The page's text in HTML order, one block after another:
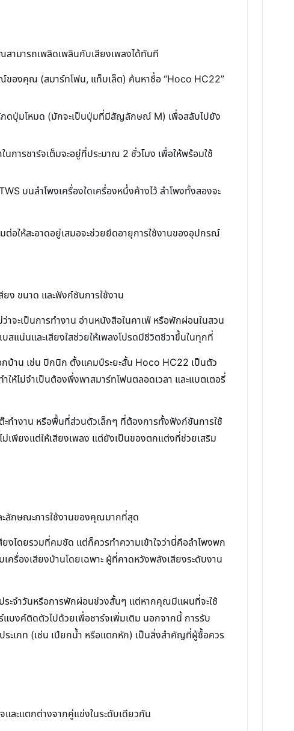
ามารถเพลิดเพลินกับเสียงเพลงได้ทันที
ของคุณ (สมาร์ทโฟน, แท็บเล็ต) ค้นหาชื่อ “Hoco HC22”
กดปุ่มโหมด (มักจะเป็นปุ่มที่มีสัญลักษณ์ M) เพื่อสลับไปยัง
การชาร์จเต็มจะอยู่ที่ประมาณ 2 ชั่วโมง เพื่อให้พร้อมใช้
บนลำโพงเครื่องใดเครื่องหนึ่งค้างไว้ ลำโพงทั้งสองจะ
ต่อให้สะอาดอยู่เสมอจะช่วยยืดอายุการใช้งานของอุปกรณ์
ง ขนาด และฟังก์ชันการใช้งาน
จะเป็นการทำงาน อ่านหนังสือในคาเฟ่ หรือพักผ่อนในสวน
แน่นและเสียงใสช่วยให้เพลงโปรดมีชีวิตชีวาขึ้นในทุกที่
บ้าน เช่น ปิกนิก ตั้งแคมป์ระยะสั้น Hoco HC22 เป็นตัว
ห้ไม่จำเป็นต้องพึ่งพาสมาร์ทโฟนตลอดเวลา และแบตเตอรี่
ทำงาน หรือพื้นที่ส่วนตัวเล็กๆ ที่ต้องการทั้งฟังก์ชันการใช้
พียงแต่ให้เสียงเพลง แต่ยังเป็นของตกแต่งที่ช่วยเสริม
ลักษณะการใช้งานของคุณมากที่สุด
งโดยรวมที่คมชัด แต่ก็ควรทำความเข้าใจว่านี่คือลำโพงพก
ครื่องเสียงบ้านโดยเฉพาะ ผู้ที่คาดหวังพลังเสียงระดับงาน
ระจำวันหรือการพักผ่อนช่วงสั้นๆ แต่หากคุณมีแผนที่จะใช้
แบงค์ติดตัวไปด้วยเพื่อชาร์จเพิ่มเติม นอกจากนี้ การรับ
ะเภท (เช่น เปียกน้ำ หรือแตกหัก) เป็นสิ่งสำคัญที่ผู้ซื้อควร
ละแตกต่างจากคู่แข่งในระดับเดียวกัน